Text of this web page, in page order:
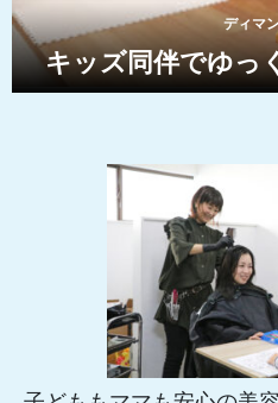
ディマ
キッズ同伴でゆっ